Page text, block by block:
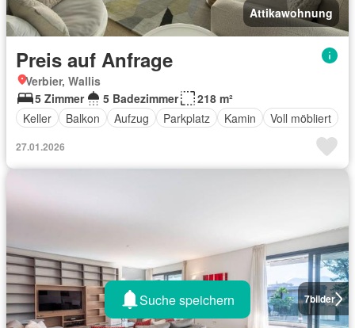
Attikawohnung
Preis auf Anfrage
Verbier, Wallis
5 Zimmer
5 Badezimmer
218 m²
Keller
Balkon Aufzug Parkplatz Kamin Voll möbliert
27.01.2026
7bilder
Suche speichern